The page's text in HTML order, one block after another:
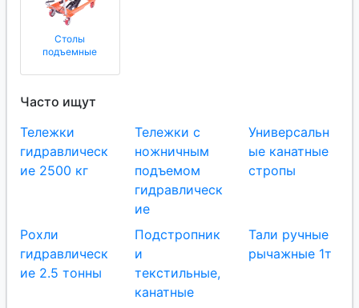
Столы
подъемные
Часто ищут
Тележки
гидравлическ
ие 2500 кг
Тележки с
ножничным
подъемом
гидравлическ
ие
Универсальн
ые канатные
стропы
Рохли
гидравлическ
ие 2.5 тонны
Подстропник
и
текстильные,
канатные
Тали ручные
рычажные 1т